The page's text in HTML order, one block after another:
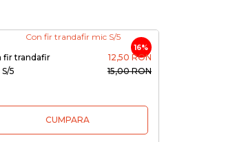
16%
fir trandafir
5
12,50 RON
15,00 RON
CUMPARA